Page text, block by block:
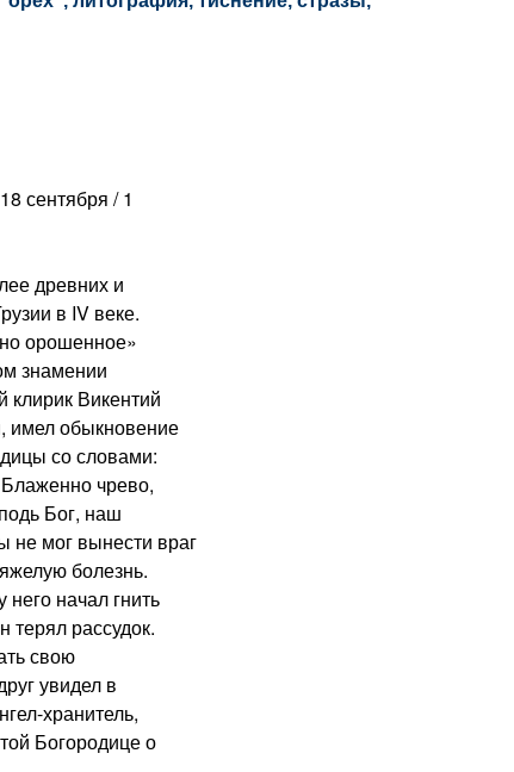
сентября / 1
древних и
в IV веке.
орошенное»
знамении
клирик Викентий
имел обыкновение
со словами:
чрево,
Бог, наш
не мог вынести враг
болезнь.
начал гнить
терял рассудок.
свою
увидел в
хранитель,
Богородице о